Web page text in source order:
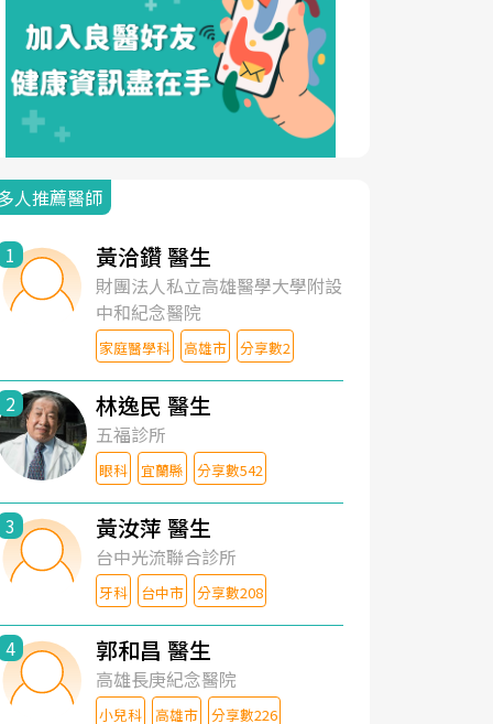
人推薦醫師
1 黃洽鑽 醫生
財團法人私立高雄醫學大學附設
中和紀念醫院
家庭醫學科 高雄市 分享數2
2 林逸民 醫生
五福診所
眼科 宜蘭縣 分享數542
3 黃汝萍 醫生
台中光流聯合診所
牙科 台中市 分享數208
4 郭和昌 醫生
高雄長庚紀念醫院
小兒科 高雄市 分享數226